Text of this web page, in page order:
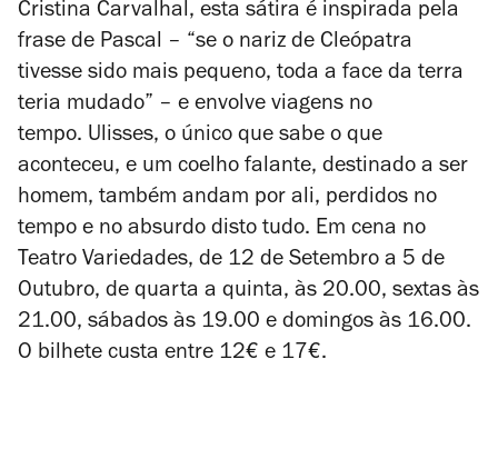
Cristina Carvalhal, esta sátira é inspirada pela
frase de Pascal – “se o nariz de Cleópatra
tivesse sido mais pequeno, toda a face da terra
teria mudado” – e envolve viagens no
tempo. Ulisses, o único que sabe o que
aconteceu, e um coelho falante, destinado a ser
homem, também andam por ali, perdidos no
tempo e no absurdo disto tudo. Em cena no
Teatro Variedades, de 12 de Setembro a 5 de
Outubro, de quarta a quinta, às 20.00, sextas às
21.00, sábados às 19.00 e domingos às 16.00.
O bilhete custa entre 12€ e 17€.